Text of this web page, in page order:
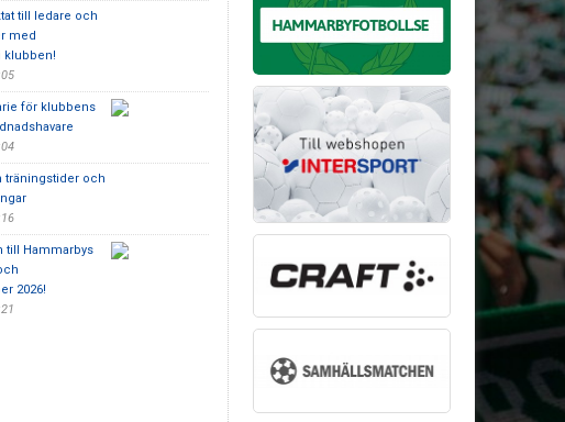
till ledare och
med
klubben!
för klubbens
träningstider och
till Hammarbys
2026!